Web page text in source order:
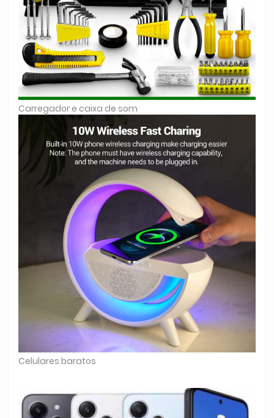
Carregador e caixa de som
Celulares baratos